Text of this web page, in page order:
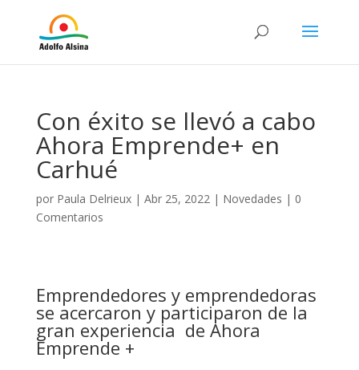
Con éxito se llevó a cabo
Ahora Emprende+ en
Carhué
por Paula Delrieux| Abr 25, 2022| Novedades | 0
Comentarios
Emprendedores y emprendedoras
se acercaron y participaron de la
gran experiencia de Ahora
Emprende +